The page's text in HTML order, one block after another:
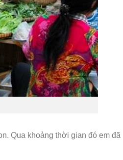
Qua khoảng thời gian đó em đã